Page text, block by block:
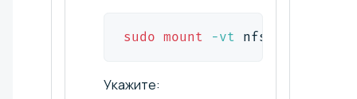
sudo mount -vt nfs
Укажите: